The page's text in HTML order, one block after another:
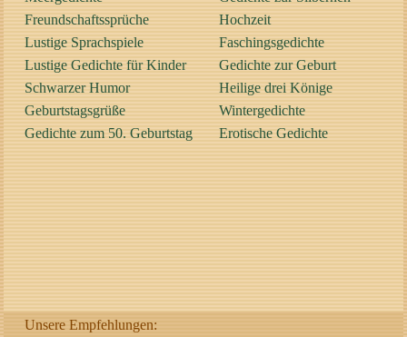
Freundschaftssprüche
Lustige Sprachspiele
Lustige Gedichte für Kinder
Schwarzer Humor
Geburtstagsgrüße
Gedichte zum 50. Geburtstag
Hochzeit
Faschingsgedichte
Gedichte zur Geburt
Heilige drei Könige
Wintergedichte
Erotische Gedichte
Unsere Empfehlungen: